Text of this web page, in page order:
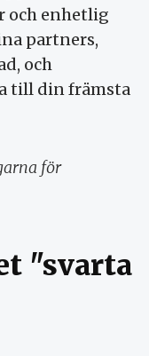
och enhetlig
partners,
och
till din främsta
för
"svarta